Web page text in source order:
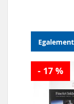
- 17 %